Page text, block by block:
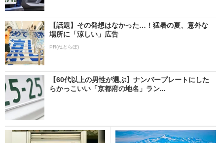
【話題】その発想はなかった…！猛暑の夏、意外な
場所に「涼しい」広告
PR(ねとらぼ)
【60代以上の男性が選ぶ】ナンバープレートにした
らかっこいい「京都府の地名」ラン...